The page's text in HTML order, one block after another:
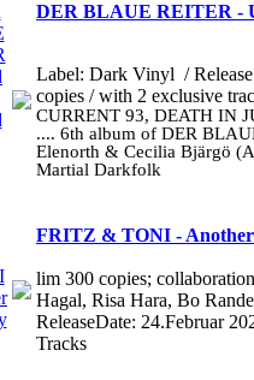
DER BLAUE REITER -
Label: Dark Vinyl /
copies / with 2 exclusive
CURRENT 93, DEATH IN
.... 6th album of DER
Elenorth & Cecilia Bjärgö
Martial Darkfolk
FRITZ & TONI -
lim 300 copies;
Hagal, Risa Hara, Bo
ReleaseDate: 24.Februar
Tracks